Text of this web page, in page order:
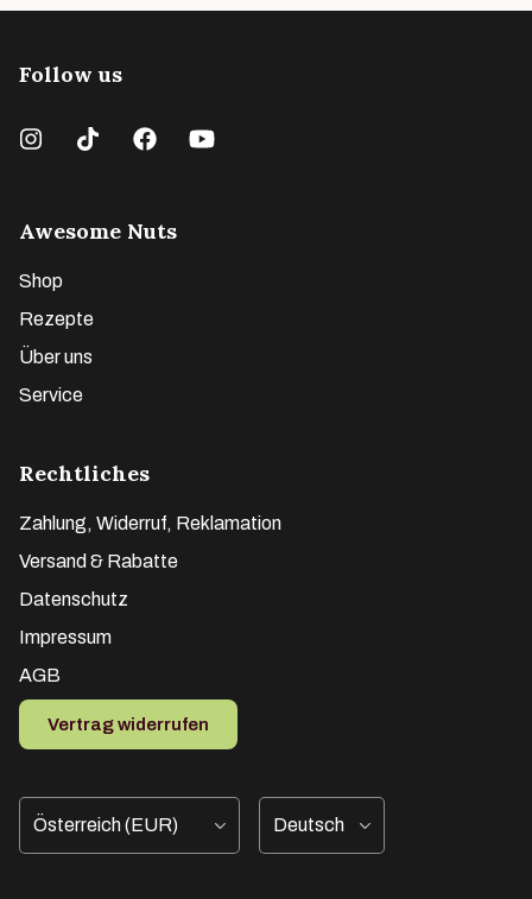
Follow us
Awesome Nuts
Shop
Rezepte
Über uns
Service
Rechtliches
Zahlung, Widerruf, Reklamation
Versand & Rabatte
Datenschutz
Impressum
AGB
Vertrag widerrufen
Land/Region